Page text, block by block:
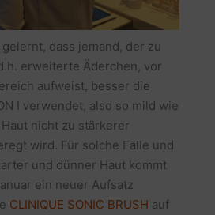
dass jemand, der zu
erweiterte Äderchen, vor
aufweist, besser die
I verwendet, also so mild wie
nicht zu stärkerer
wird. Für solche Fälle und
und dünner Haut kommt
ein neuer Aufsatz
CLINIQUE SONIC BRUSH auf